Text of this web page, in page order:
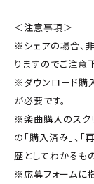
＜注意事項＞
※シェアの場合、
りますのでご注意
※ダウンロード購
が必要です。
※楽曲購入のスク
の「購入済み」、
歴としてわかるも
※応募フォームに